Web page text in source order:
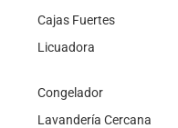
Cajas Fuertes
Licuadora
Congelador
Lavandería Cercana